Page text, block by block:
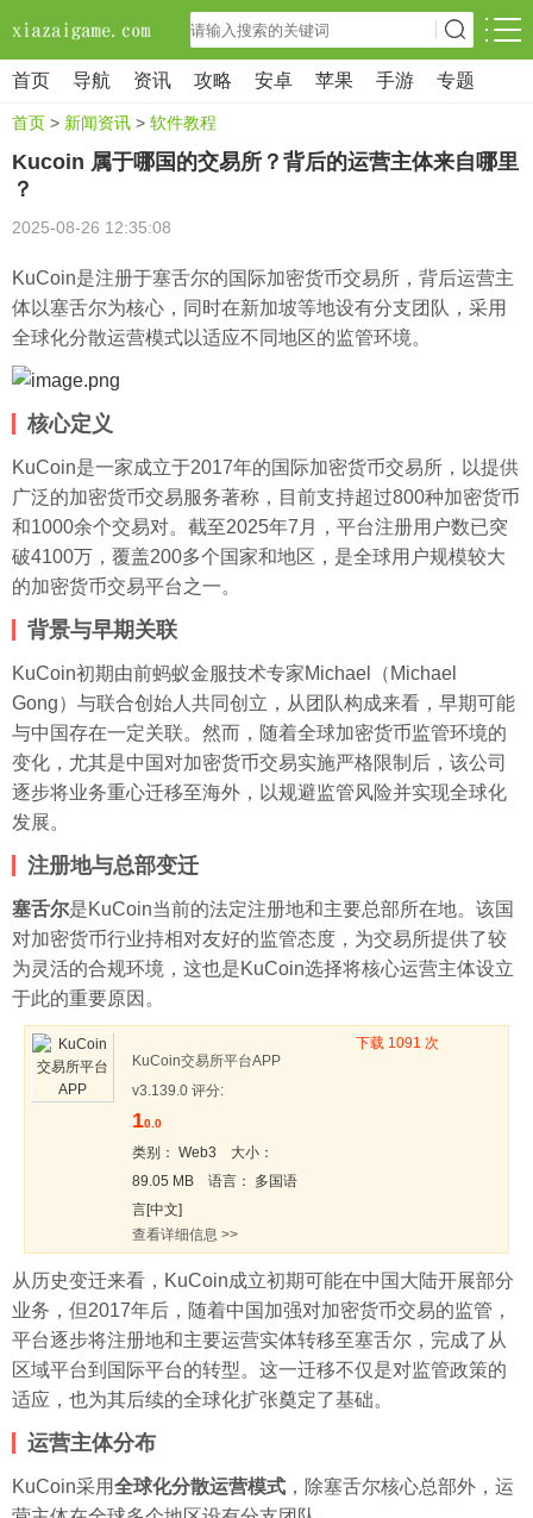
首页 导航 资讯 攻略 安卓 苹果 手游 专题
首页 > 新闻资讯 > 软件教程
Kucoin 属于哪国的交易所？背后的运营主体来自哪里
？
2025-08-26 12:35:08
KuCoin是注册于塞舌尔的国际加密货币交易所，背后运营主
体以塞舌尔为核心，同时在新加坡等地设有分支团队，采用
全球化分散运营模式以适应不同地区的监管环境。
核心定义
KuCoin是一家成立于2017年的国际加密货币交易所，以提供
广泛的加密货币交易服务著称，目前支持超过800种加密货币
和1000余个交易对。截至2025年7月，平台注册用户数已突
破4100万，覆盖200多个国家和地区，是全球用户规模较大
的加密货币交易平台之一。
背景与早期关联
KuCoin初期由前蚂蚁金服技术专家Michael（Michael
Gong）与联合创始人共同创立，从团队构成来看，早期可能
与中国存在一定关联。然而，随着全球加密货币监管环境的
变化，尤其是中国对加密货币交易实施严格限制后，该公司
逐步将业务重心迁移至海外，以规避监管风险并实现全球化
发展。
注册地与总部变迁
塞舌尔是KuCoin当前的法定注册地和主要总部所在地。该国
对加密货币行业持相对友好的监管态度，为交易所提供了较
为灵活的合规环境，这也是KuCoin选择将核心运营主体设立
于此的重要原因。
KuCoin交易所平台APP
v3.139.0 评分:
10.0
类别： Web3 大小：
89.05 MB 语言： 多国语
言[中文]
查看详细信息 >>
下载 1091 次
从历史变迁来看，KuCoin成立初期可能在中国大陆开展部分
业务，但2017年后，随着中国加强对加密货币交易的监管，
平台逐步将注册地和主要运营实体转移至塞舌尔，完成了从
区域平台到国际平台的转型。这一迁移不仅是对监管政策的
适应，也为其后续的全球化扩张奠定了基础。
运营主体分布
KuCoin采用全球化分散运营模式 ，除塞舌尔核心总部外，运